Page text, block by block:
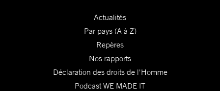
Actualités
Par pays (A à Z)
Repères
Nos rapports
Déclaration des droits de l'Homme
Podcast WE MADE IT